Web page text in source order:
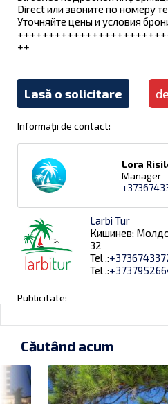
Direct или звоните по номеру
Уточняйте цены и условия
++
Lasă o solicitare
Informații de contact:
Lora
Manager
Larbi Tur
Кишинев;
32
Tel .:
Tel .:
Publicitate:
Căutând acum